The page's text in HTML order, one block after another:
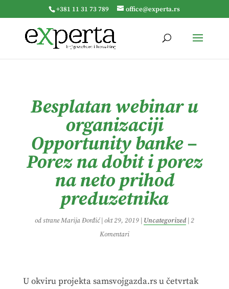
+381 11 31 73 789 office@experta.rs
Besplatan webinar u
organizaciji
Opportunity banke –
Porez na dobit i porez
na neto prihod
preduzetnika
od straneMarija Đorđić| okt 29, 2019| Uncategorized| 2
Komentari
U okviru projekta samsvojgazda.rs u četvrtak